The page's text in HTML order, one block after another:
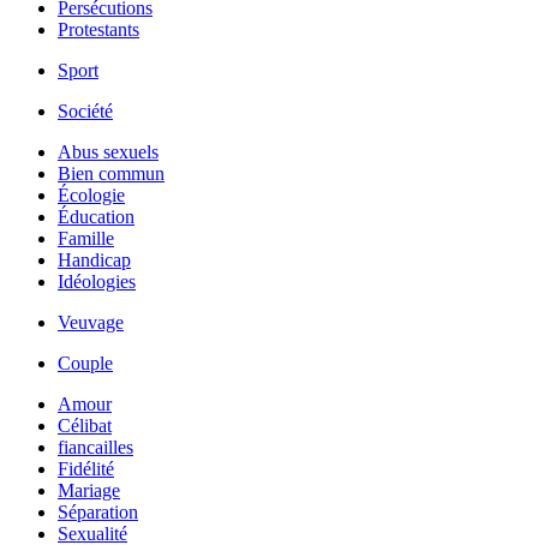
Persécutions
Protestants
Sport
Société
Abus sexuels
Bien commun
Écologie
Éducation
Famille
Handicap
Idéologies
Veuvage
Couple
Amour
Célibat
fiancailles
Fidélité
Mariage
Séparation
Sexualité